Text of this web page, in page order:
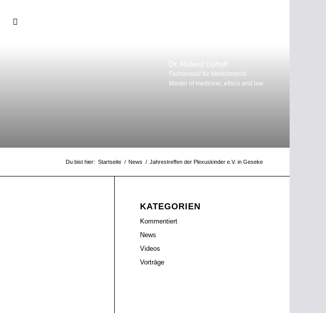
Dr. Roland Uphoff
Fachanwalt für Medizinrecht
Master of medicine, ethics and law.
Du bist hier: Startseite / News / Jahrestreffen der Plexuskinder e.V. in Geseke
KATEGORIEN
Kommentiert
News
Videos
Vorträge